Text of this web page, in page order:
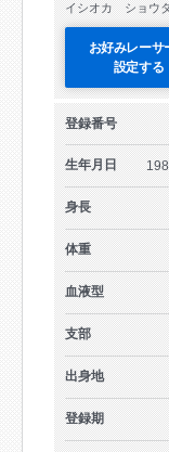
イシオカ ショウ
お好みレーサ
設定する
登録番号
生年月日
身長
体重
血液型
支部
出身地
登録期